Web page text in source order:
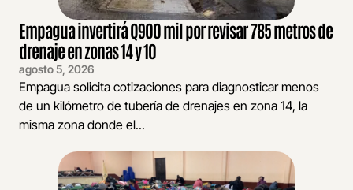
Empagua invertirá Q900 mil por revisar 785 metros de
drenaje en zonas 14 y 10
agosto 5, 2026
Empagua solicita cotizaciones para diagnosticar menos
de un kilómetro de tubería de drenajes en zona 14, la
misma zona donde el...